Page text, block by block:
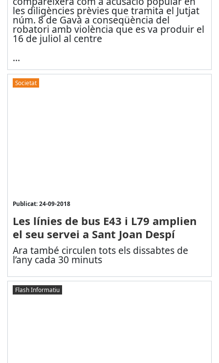
les diligències prèvies que tramita el Jutjat
núm. 8 de Gavà a conseqüència del
robatori amb violència que es va produir el
16 de juliol al centre
...
Societat
Publicat: 24-09-2018
Les línies de bus E43 i L79 amplien
el seu servei a Sant Joan Despí
Ara també circulen tots els dissabtes de
l’any cada 30 minuts
Flash Informatiu